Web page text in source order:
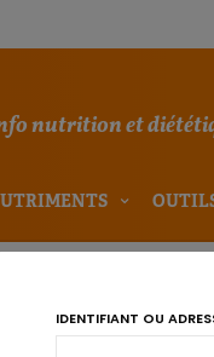
nutrition et
- De redactie
IDENTIFIANT OU